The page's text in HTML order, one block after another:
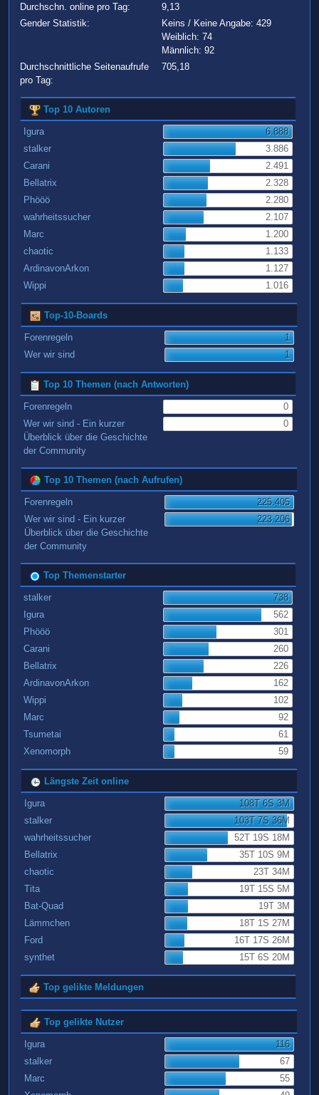
Durchschn. online pro Tag:
9,13
Gender Statistik:
Keins / Keine Angabe: 429
Weiblich: 74
Männlich: 92
Durchschnittliche Seitenaufrufe
pro Tag:
705,18
Top 10 Autoren
Igura
6.888
stalker
3.886
Carani
2.491
Bellatrix
2.328
Phööö
2.280
wahrheitssucher
2.107
Marc
1.200
chaotic
1.133
ArdinavonArkon
1.127
Wippi
1.016
Top-10-Boards
Forenregeln
1
Wer wir sind
1
Top 10 Themen (nach Antworten)
Forenregeln
0
Wer wir sind - Ein kurzer
Überblick über die Geschichte
der Community
0
Top 10 Themen (nach Aufrufen)
Forenregeln
225.405
Wer wir sind - Ein kurzer
Überblick über die Geschichte
der Community
223.206
Top Themenstarter
stalker
738
Igura
562
Phööö
301
Carani
260
Bellatrix
226
ArdinavonArkon
162
Wippi
102
Marc
92
Tsumetai
61
Xenomorph
59
Längste Zeit online
Igura
108T 6S 3M
stalker
103T 7S 36M
wahrheitssucher
52T 19S 18M
Bellatrix
35T 10S 9M
chaotic
23T 34M
Tita
19T 15S 5M
Bat-Quad
19T 3M
Lämmchen
18T 1S 27M
Ford
16T 17S 26M
synthet
15T 6S 20M
Top gelikte Meldungen
Top gelikte Nutzer
Igura
116
stalker
67
Marc
55